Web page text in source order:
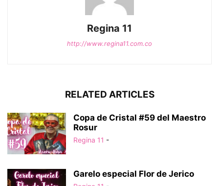
Regina 11
http://www.regina11.com.co
RELATED ARTICLES
Copa de Cristal #59 del Maestro
Rosur
Regina 11 -
Garelo especial Flor de Jerico